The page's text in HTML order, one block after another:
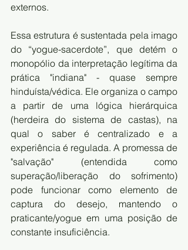
externos.
Essa estrutura é sustentada pela imago
do “yogue-sacerdote”, que detém o
monopólio da interpretação legítima da
prática "indiana" - quase sempre
hinduísta/védica. Ele organiza o campo
a partir de uma lógica hierárquica
(herdeira do sistema de castas), na
qual o saber é centralizado e a
experiência é regulada. A promessa de
"salvação" (entendida como
superação/liberação do sofrimento)
pode funcionar como elemento de
captura do desejo, mantendo o
praticante/yogue em uma posição de
constante insuficiência.